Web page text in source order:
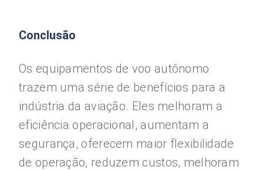
Conclusão
Os equipamentos de voo autônomo
trazem uma série de benefícios para a
indústria da aviação. Eles melhoram a
eficiência operacional, aumentam a
segurança, oferecem maior flexibilidade
de operação, reduzem custos, melhoram